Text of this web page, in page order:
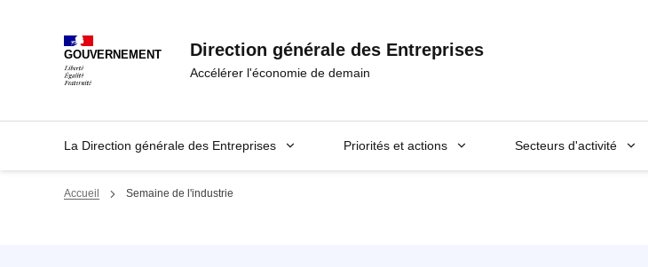
GOUVERNEMENT Direction générale des Entreprises
Accélérer l'économie de demain
La Direction générale des Entreprises Priorités et actions Secteurs d'activité
Accueil Semaine de l'industrie